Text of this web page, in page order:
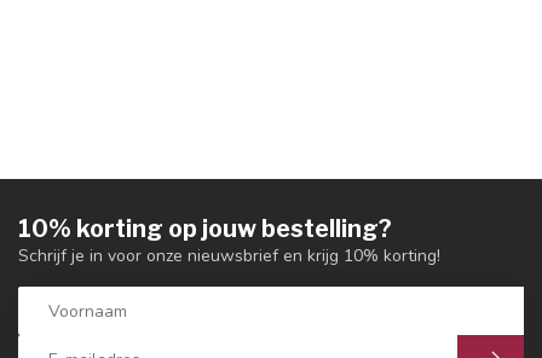
10% korting op jouw bestelling?
Schrijf je in voor onze nieuwsbrief en krijg 10% korting!